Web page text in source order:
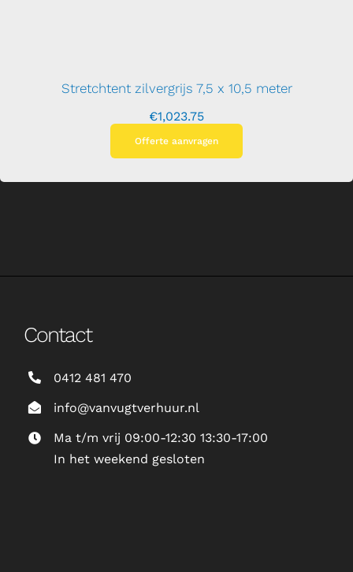
Stretchtent zilvergrijs 7,5 x 10,5 meter
€1,023.75
Offerte aanvragen
Contact
0412 481 470
info@vanvugtverhuur.nl
Ma t/m vrij 09:00-12:30 13:30-17:00
In het weekend gesloten